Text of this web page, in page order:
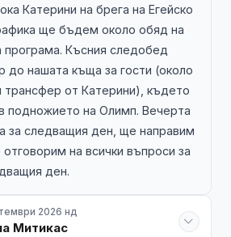
Катерини на брега на Егейско
ще бъдем около обяд на
Късния следобед
до нашата къща за гости (около
трансфер от Катерини), където
подножието на Олимп. Вечерта
за следващия ден, ще направим
на всички въпроси за
ден.
Ден 2 · 06 септември 2026 нд
Митикас